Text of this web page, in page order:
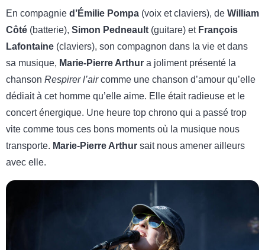
En compagnie d’Émilie Pompa (voix et claviers), de William
Côté (batterie), Simon Pedneault (guitare) et François
Lafontaine (claviers), son compagnon dans la vie et dans
sa musique, Marie-Pierre Arthur a joliment présenté la
chanson Respirer l’aircomme une chanson d’amour qu’elle
dédiait à cet homme qu’elle aime. Elle était radieuse et le
concert énergique. Une heure top chrono qui a passé trop
vite comme tous ces bons moments où la musique nous
transporte. Marie-Pierre Arthur sait nous amener ailleurs
avec elle.